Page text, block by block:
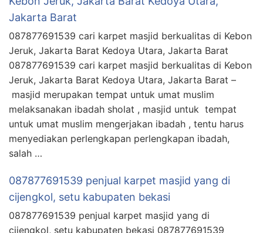
Jakarta Barat
087877691539 cari karpet masjid berkualitas di Kebon
Jeruk, Jakarta Barat Kedoya Utara, Jakarta Barat
087877691539 cari karpet masjid berkualitas di Kebon
Jeruk, Jakarta Barat Kedoya Utara, Jakarta Barat –
masjid merupakan tempat untuk umat muslim
melaksanakan ibadah sholat , masjid untuk tempat
untuk umat muslim mengerjakan ibadah , tentu harus
menyediakan perlengkapan perlengkapan ibadah,
salah …
087877691539 penjual karpet masjid yang di
cijengkol, setu kabupaten bekasi
087877691539 penjual karpet masjid yang di
cijengkol, setu kabupaten bekasi 087877691539